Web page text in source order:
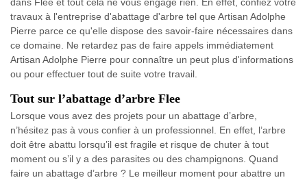
travaux à l'entreprise d'abattage d'arbre tel que Artisan Adolphe
Pierre parce ce qu'elle dispose des savoir-faire nécessaires dans
ce domaine. Ne retardez pas de faire appels immédiatement
Artisan Adolphe Pierre pour connaître un peut plus d'informations
ou pour effectuer tout de suite votre travail.
Tout sur l’abattage d’arbre Flee
Lorsque vous avez des projets pour un abattage d’arbre,
n’hésitez pas à vous confier à un professionnel. En effet, l’arbre
doit être abattu lorsqu’il est fragile et risque de chuter à tout
moment ou s’il y a des parasites ou des champignons. Quand
faire un abattage d’arbre ? Le meilleur moment pour abattre un